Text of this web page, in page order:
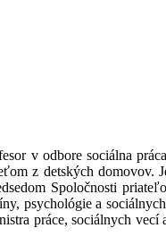
v odbore sociálna
z detských domovov.
Spoločnosti
psychológie a
práce, sociálnych